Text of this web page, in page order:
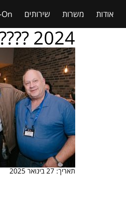
אודות משרות שירותים
2024
תאריך: 27 בינואר 2025